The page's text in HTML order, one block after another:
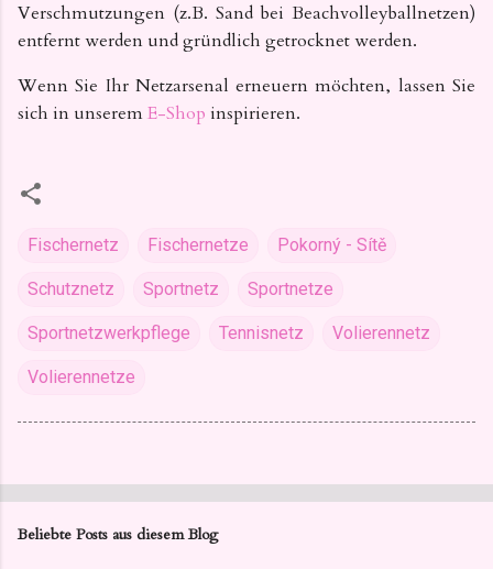
Verschmutzungen (z.B. Sand bei Beachvolleyballnetzen)
entfernt werden und gründlich getrocknet werden.
Wenn Sie Ihr Netzarsenal erneuern möchten, lassen Sie
sich in unseremE-Shop inspirieren.
Fischernetz Fischernetze Pokorný - Sítě
Schutznetz Sportnetz Sportnetze
Sportnetzwerkpflege Tennisnetz Volierennetz
Volierennetze
Beliebte Posts aus diesem Blog